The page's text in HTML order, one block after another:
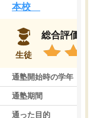
本校
生徒
総合評価
通塾開始時の学年
通塾期間
通った目的